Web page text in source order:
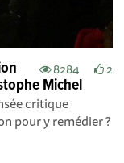
8284 2
Michel
critique
pour y remédier ?